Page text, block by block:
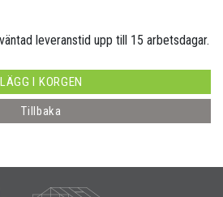
leveranstid upp till 15 arbetsdagar.
LÄGG I KORGEN
Tillbaka